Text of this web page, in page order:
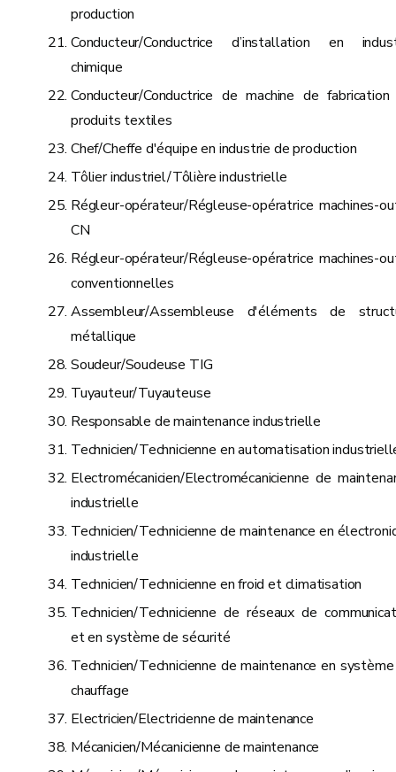
production
Conducteur/Conductrice d’installation en
chimique
Conducteur/Conductrice de machine de
produits textiles
Chef/Cheffe d'équipe en industrie de production
Tôlier industriel/Tôlière industrielle
Régleur-opérateur/Régleuse-opératrice machines-
CN
Régleur-opérateur/Régleuse-opératrice machines-
conventionnelles
Assembleur/Assembleuse d'éléments de
métallique
Soudeur/Soudeuse TIG
Tuyauteur/Tuyauteuse
Responsable de maintenance industrielle
Technicien/Technicienne en automatisation
Electromécanicien/Electromécanicienne de
industrielle
Technicien/Technicienne de maintenance en
industrielle
Technicien/Technicienne en froid et climatisation
Technicien/Technicienne de réseaux de
et en système de sécurité
Technicien/Technicienne de maintenance en
chauffage
Electricien/Electricienne de maintenance
Mécanicien/Mécanicienne de maintenance